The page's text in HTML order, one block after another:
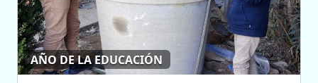
AÑO DE LA EDUCACIÓN